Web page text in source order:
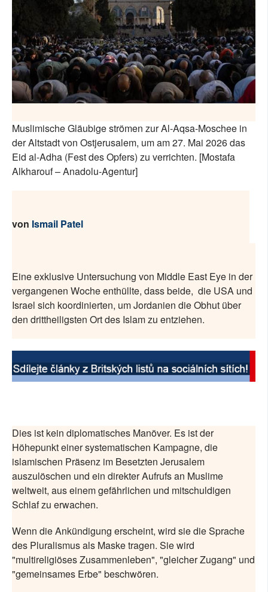
Muslimische Gläubige strömen zur Al-Aqsa-Moschee in
der Altstadt von Ostjerusalem, um am 27. Mai 2026 das
Eid al-Adha (Fest des Opfers) zu verrichten. [Mostafa
Alkharouf – Anadolu-Agentur]
von Ismail Patel
Eine exklusive Untersuchung von Middle East Eye in der
vergangenen Woche enthüllte, dass beide, die USA und
Israel sich koordinierten, um Jordanien die Obhut über
den drittheiligsten Ort des Islam zu entziehen.
Dies ist kein diplomatisches Manöver. Es ist der
Höhepunkt einer systematischen Kampagne, die
islamischen Präsenz im Besetzten Jerusalem
auszulöschen und ein direkter Aufrufs an Muslime
weltweit, aus einem gefährlichen und mitschuldigen
Schlaf zu erwachen.
Wenn die Ankündigung erscheint, wird sie die Sprache
des Pluralismus als Maske tragen. Sie wird
"multireligiöses Zusammenleben", "gleicher Zugang" und
"gemeinsames Erbe" beschwören.